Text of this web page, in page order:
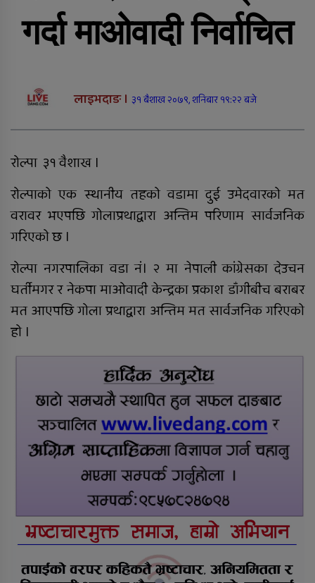
एकको मृत्यु, छ जना पक्राउ
अन्तयष्टी
पोखिए मरुभूमिको पसिनादेखि बैंकको
राप्तीमा निःशुल्क विशेषज्ञ स्वास्थ्य शिविर,
३ सय १९ जनाले लिए सेवा
सडक दुर्घटनामा श्रीमान् गुमाएकी
महिलालाई कुमारी बैंक गढवाद्वारा १०
लाख रुपैयाँ बीमा दाबी भुक्तानी
राति भएको मोटरसाइकल दुर्घटनाबारे
कसैले थाहा पाएनन्, बिहान घर नजिकै
मृत भेटिए युवक
सीडद्वारा साना किसान र बैंकबीच
समन्वयात्मक कार्यक्रम
गर्दा माओवादी निर्वाचित
लाइभदाङ । ३१ बैशाख २०७९, शनिबार १९:२२ बजे
रोल्पा ३१ वैशाख ।
रोल्पाको एक स्थानीय तहको वडामा दुई उमेदवारको मत
वरावर भएपछि गोलाप्रथाद्वारा अन्तिम परिणाम सार्वजनिक
गरिएको छ ।
रोल्पा नगरपालिका वडा नं। २ मा नेपाली कांग्रेसका देउचन
घर्तीमगर र नेकपा माओवादी केन्द्रका प्रकाश डाँगीबीच बराबर
मत आएपछि गोला प्रथाद्वारा अन्तिम मत सार्वजनिक गरिएको
हो ।